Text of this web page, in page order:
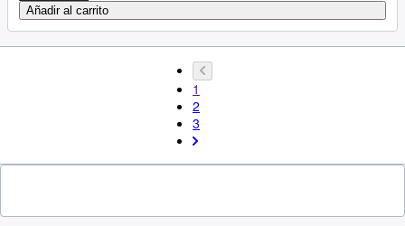
Añadir al carrito
1
2
3